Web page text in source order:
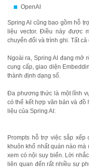
OpenAI
Spring AI cũng bao gồm hỗ
liệu vector. Điều này được
chuyển đổi và trình ghi. Tất
Ngoài ra, Spring AI đang mở
cung cấp, giao diện
thành định dạng số.
Đa phương thức là một lĩnh
có thể kết hợp văn bản và đồ
liệu của Spring AI:
Prompts hỗ trợ việc sắp
khuôn khổ nhất quán nào
xem có nội suy biến. Lời
liên quan đến rất nhiều sự